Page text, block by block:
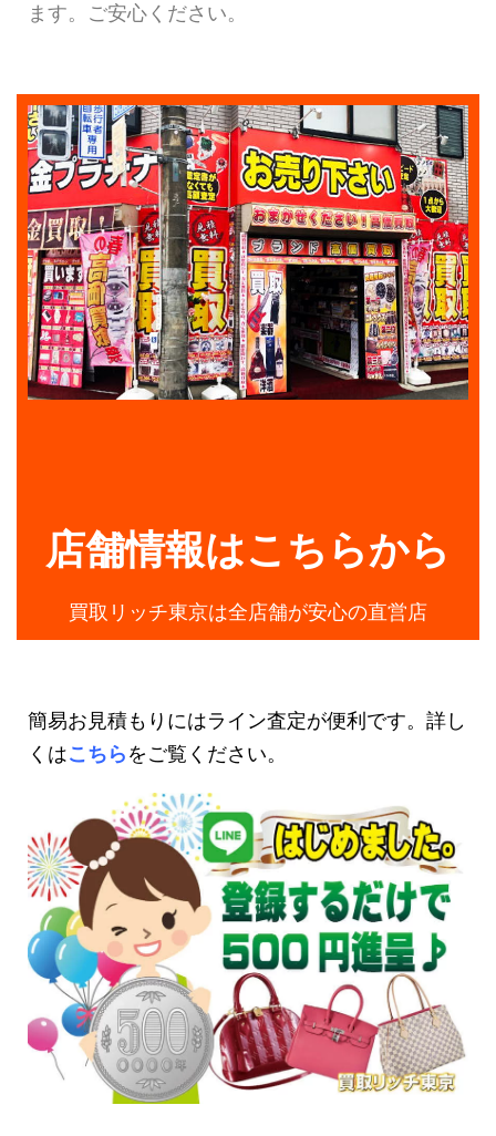
ます。ご安心ください。
店舗情報はこちらから
買取リッチ東京は全店舗が安心の直営店
簡易お見積もりにはライン査定が便利です。詳し
くはこちらをご覧ください。